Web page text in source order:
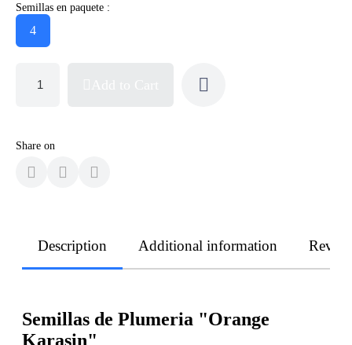
Semillas en paquete :
4
Share on
Description Additional information
Semillas de Plumeria "Orange
Karasin"